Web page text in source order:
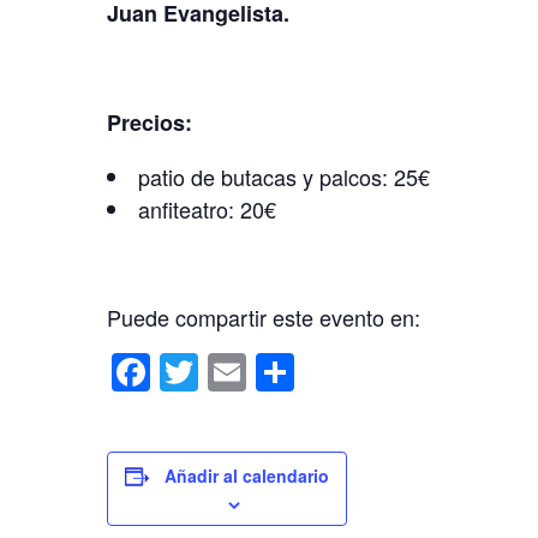
Juan Evangelista.
Precios:
patio de butacas y palcos: 25€
anfiteatro: 20€
Puede compartir este evento en:
F
c
e
b
T
tt
er
E
ail
C
m
p
ar
Añadir al calendario